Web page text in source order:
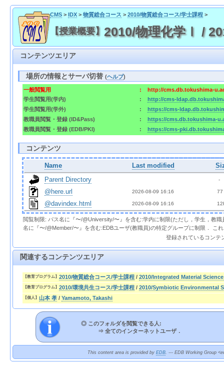
CMS> IDX> 物質総合コース > 2010/物質総合コース/学士課程>
【授業概要】 2010/物理化学Ⅰ /
コンテンツエリア
場所の情報とサーバ切替(ヘルプ)
一般閲覧用 :
http://cms.db.tokushima-
学生閲覧用(学内)
:
http://cms-
学生閲覧用(学外)
:
https://cms-
教職員閲覧・登録 (ID&Pass)
:
https://cms.db.tokushima-
教職員閲覧・登録 (EDB/PKI)
: https://cms-
コンテンツ
Name Last modified
Parent Directory
  -
@here.url 2026-08-09 16:16 77
@davindex.html 2026-08-09 16:16
閲覧制限: パス名に『〜/@University/〜』を含む:学内に制限(ただし，学生，教
名に『〜/@Member/〜』を含む:EDBユーザ(教職員)の特定グループに制限． こ
登録されているコンテ
関連するコンテンツエリア
【教育プログラム】 2010/物質総合コース/学士課程 / 2010/Integrated Material
【教育プログラム】 2010/環境共生コース/学士課程 / 2010/Symbiotic Environmental
【個人】 山本 孝 / Yamamoto, Takashi
◎ このフォルダを閲覧できる人:
⇒ 全てのインターネットユーザ．
This content area is provided by EDB. --- EDB Working Group